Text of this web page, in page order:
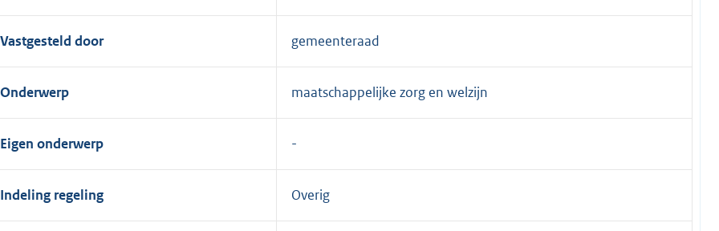
Vastgesteld door gemeenteraad
Onderwerp maatschappelijke zorg en welzijn
Eigen onderwerp
Indeling regeling Overig